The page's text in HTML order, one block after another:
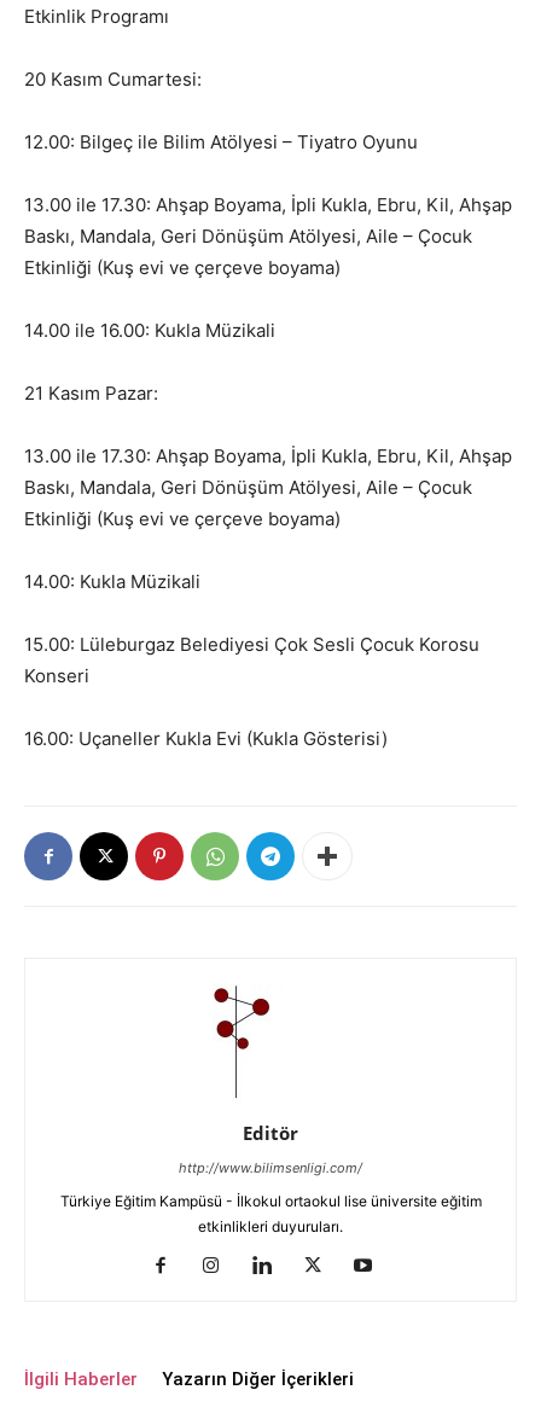
Etkinlik Programı
20 Kasım Cumartesi:
12.00: Bilgeç ile Bilim Atölyesi – Tiyatro Oyunu
13.00 ile 17.30: Ahşap Boyama, İpli Kukla, Ebru, Kil, Ahşap
Baskı, Mandala, Geri Dönüşüm Atölyesi, Aile – Çocuk
Etkinliği (Kuş evi ve çerçeve boyama)
14.00 ile 16.00: Kukla Müzikali
21 Kasım Pazar:
13.00 ile 17.30: Ahşap Boyama, İpli Kukla, Ebru, Kil, Ahşap
Baskı, Mandala, Geri Dönüşüm Atölyesi, Aile – Çocuk
Etkinliği (Kuş evi ve çerçeve boyama)
14.00: Kukla Müzikali
15.00: Lüleburgaz Belediyesi Çok Sesli Çocuk Korosu
Konseri
16.00: Uçaneller Kukla Evi (Kukla Gösterisi)
Editör
http://www.bilimsenligi.com/
Türkiye Eğitim Kampüsü - İlkokul ortaokul lise üniversite eğitim
etkinlikleri duyuruları.
İlgili Haberler Yazarın Diğer İçerikleri